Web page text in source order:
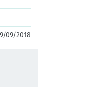
09/2018